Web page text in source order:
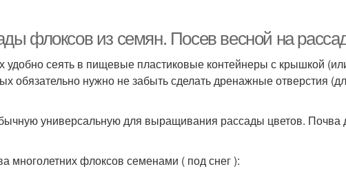
флоксов из семян. Посев весной на
удобно сеять в пищевые пластиковые контейнеры с крышкой
обязательно нужно не забыть сделать дренажные отверстия
универсальную для выращивания рассады цветов. Почва
многолетних флоксов семенами ( под снег ):